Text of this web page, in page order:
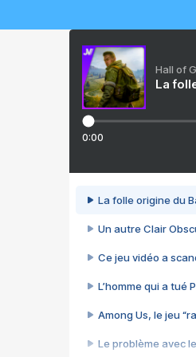
Hall of
La
0:00
La folle origine du
Un autre Clair
Ce jeu vidéo a
L’homme qui a tué
Among Us, le jeu
Le problème avec